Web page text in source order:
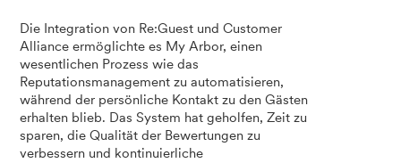
Die Integration von Re:Guest und Customer
Alliance ermöglichte es My Arbor, einen
wesentlichen Prozess wie das
Reputationsmanagement zu automatisieren,
während der persönliche Kontakt zu den Gästen
erhalten blieb. Das System hat geholfen, Zeit zu
sparen, die Qualität der Bewertungen zu
verbessern und kontinuierliche